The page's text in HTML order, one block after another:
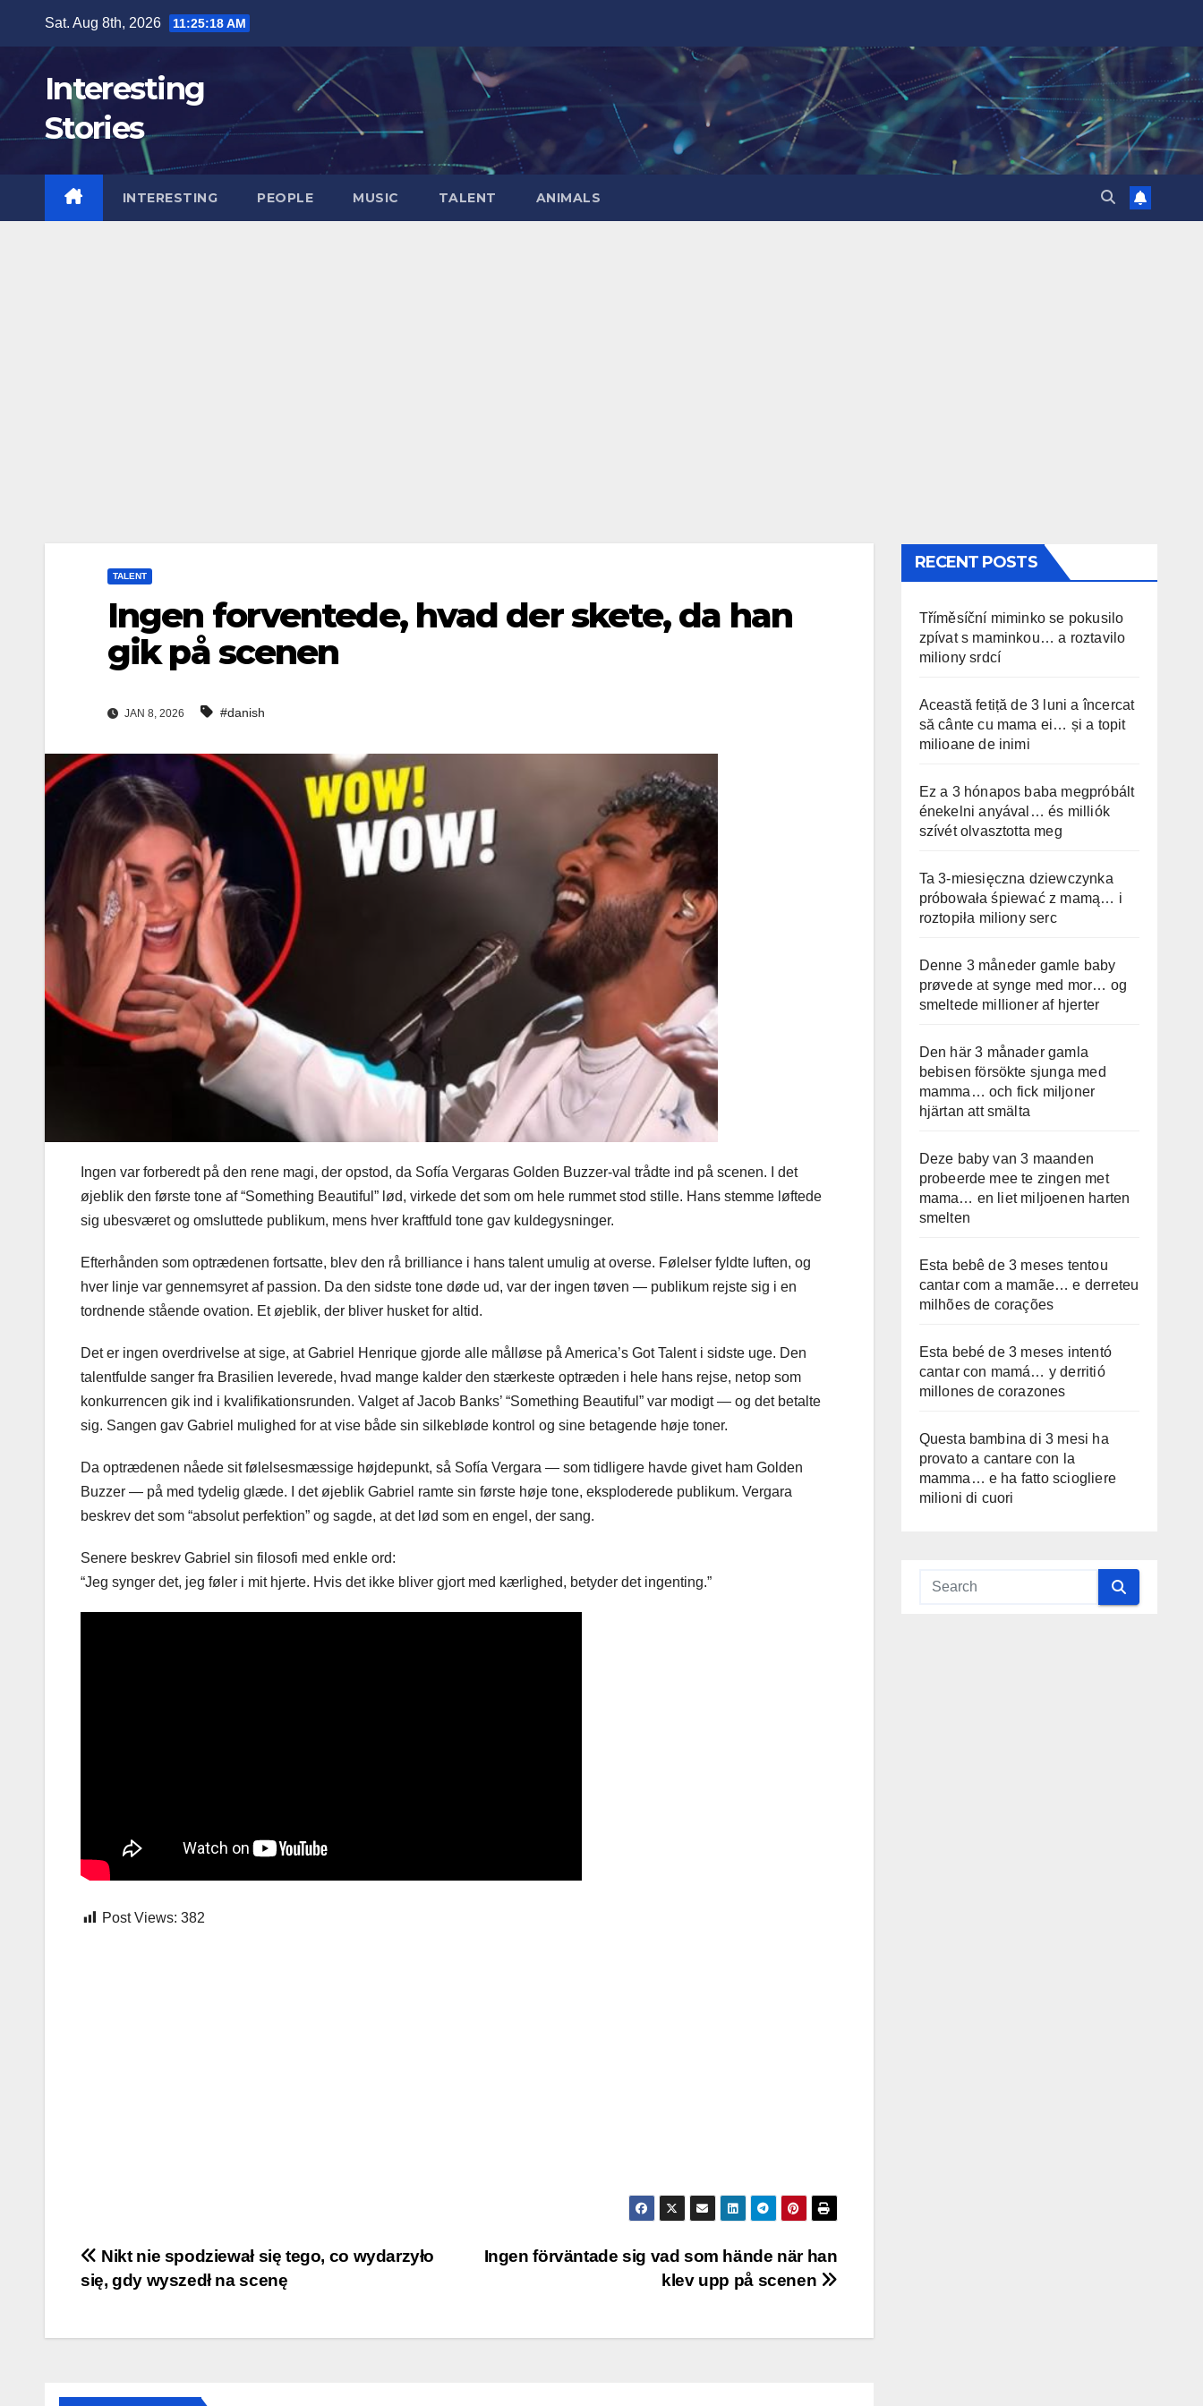
content
Sat. Aug 8th, 2026 11:25:19 AM
Interesting
Stories
INTERESTING PEOPLE MUSIC TALENT ANIMALS
TALENT
Ingen forventede, hvad der skete, da han
gik på scenen
JAN 8, 2026 #danish
Ingen var forberedt på den rene magi, der opstod, da Sofía Vergaras Golden Buzzer-val trådte ind på scenen. I det
øjeblik den første tone af “Something Beautiful” lød, virkede det som om hele rummet stod stille. Hans stemme løftede
sig ubesværet og omsluttede publikum, mens hver kraftfuld tone gav kuldegysninger.
Efterhånden som optrædenen fortsatte, blev den rå brilliance i hans talent umulig at overse. Følelser fyldte luften, og
hver linje var gennemsyret af passion. Da den sidste tone døde ud, var der ingen tøven — publikum rejste sig i en
tordnende stående ovation. Et øjeblik, der bliver husket for altid.
Det er ingen overdrivelse at sige, at Gabriel Henrique gjorde alle målløse på America’s Got Talent i sidste uge. Den
talentfulde sanger fra Brasilien leverede, hvad mange kalder den stærkeste optræden i hele hans rejse, netop som
konkurrencen gik ind i kvalifikationsrunden. Valget af Jacob Banks’ “Something Beautiful” var modigt — og det betalte
sig. Sangen gav Gabriel mulighed for at vise både sin silkebløde kontrol og sine betagende høje toner.
Da optrædenen nåede sit følelsesmæssige højdepunkt, så Sofía Vergara — som tidligere havde givet ham Golden
Buzzer — på med tydelig glæde. I det øjeblik Gabriel ramte sin første høje tone, eksploderede publikum. Vergara
beskrev det som “absolut perfektion” og sagde, at det lød som en engel, der sang.
Senere beskrev Gabriel sin filosofi med enkle ord:
“Jeg synger det, jeg føler i mit hjerte. Hvis det ikke bliver gjort med kærlighed, betyder det ingenting.”
Post Views: 382
Post
navigation
Ingen förväntade sig vad som hände när han
klev upp på scenen
Nikt nie spodziewał się tego, co wydarzyło
się, gdy wyszedł na scenę
RECENT POSTS
Tříměsíční miminko se pokusilo
zpívat s maminkou… a roztavilo
miliony srdcí
Această fetiță de 3 luni a încercat
să cânte cu mama ei… și a topit
milioane de inimi
Ez a 3 hónapos baba megpróbált
énekelni anyával… és milliók
szívét olvasztotta meg
Ta 3-miesięczna dziewczynka
próbowała śpiewać z mamą… i
roztopiła miliony serc
Denne 3 måneder gamle baby
prøvede at synge med mor… og
smeltede millioner af hjerter
Den här 3 månader gamla
bebisen försökte sjunga med
mamma… och fick miljoner
hjärtan att smälta
Deze baby van 3 maanden
probeerde mee te zingen met
mama… en liet miljoenen harten
smelten
Esta bebê de 3 meses tentou
cantar com a mamãe… e derreteu
milhões de corações
Esta bebé de 3 meses intentó
cantar con mamá… y derritió
millones de corazones
Questa bambina di 3 mesi ha
provato a cantare con la
mamma… e ha fatto sciogliere
milioni di cuori